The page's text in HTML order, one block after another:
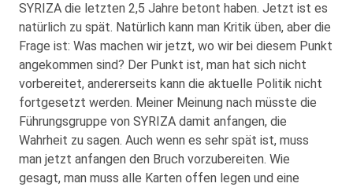
SYRIZA die letzten 2,5 Jahre betont haben. Jetzt ist es
natürlich zu spät. Natürlich kann man Kritik üben, aber die
Frage ist: Was machen wir jetzt, wo wir bei diesem Punkt
angekommen sind? Der Punkt ist, man hat sich nicht
vorbereitet, andererseits kann die aktuelle Politik nicht
fortgesetzt werden. Meiner Meinung nach müsste die
Führungsgruppe von SYRIZA damit anfangen, die
Wahrheit zu sagen. Auch wenn es sehr spät ist, muss
man jetzt anfangen den Bruch vorzubereiten. Wie
gesagt, man muss alle Karten offen legen und eine